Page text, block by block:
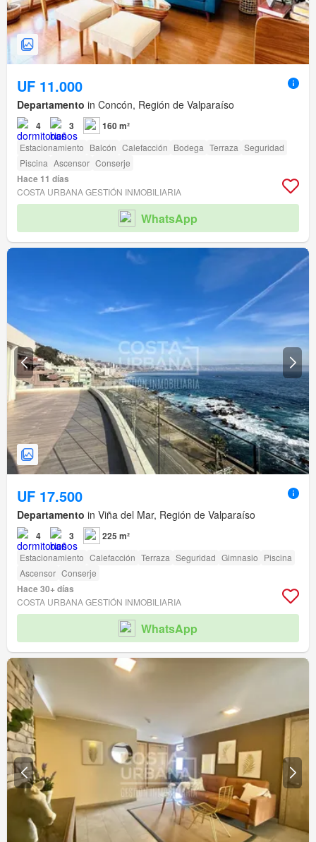
UF 11.000
Departamento in Concón, Región de Valparaíso
4 3 160 m²
Estacionamiento Balcón Calefacción Bodega Terraza Seguridad
Piscina Ascensor Conserje
Hace 11 días
COSTA URBANA GESTIÓN INMOBILIARIA
WhatsApp
UF 17.500
Departamento in Viña del Mar, Región de Valparaíso
4 3 225 m²
Estacionamiento Calefacción Terraza Seguridad Gimnasio Piscina
Ascensor Conserje
Hace 30+ días
COSTA URBANA GESTIÓN INMOBILIARIA
WhatsApp